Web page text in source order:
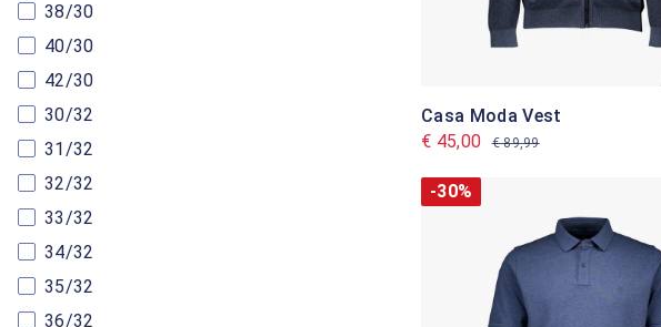
38/30
40/30
42/30
30/32
31/32
32/32
33/32
34/32
35/32
36/32
Casa Moda Vest
€ 45,00
€ 89,99
-30%